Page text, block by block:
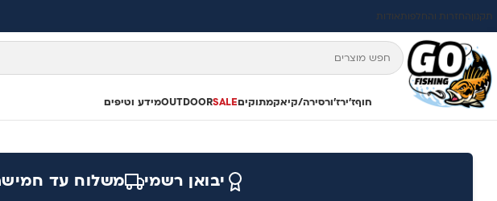
תקנוןהחזרות והחלפותאודות
חוףז'ירז'ורסירה/קיאקמתוקיםSALE
OUTDOORמידע וטיפים
יבואן רשמי משלוח עד